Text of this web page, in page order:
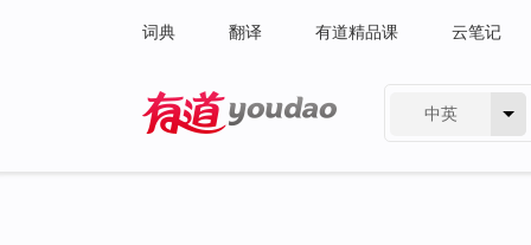
词典 翻译 有道精品课 云笔记
中英